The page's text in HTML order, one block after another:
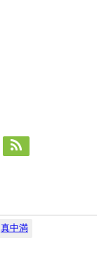
真中満